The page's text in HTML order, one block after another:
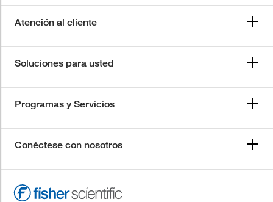
Atención al cliente
Soluciones para usted
Programas y Servicios
Conéctese con nosotros